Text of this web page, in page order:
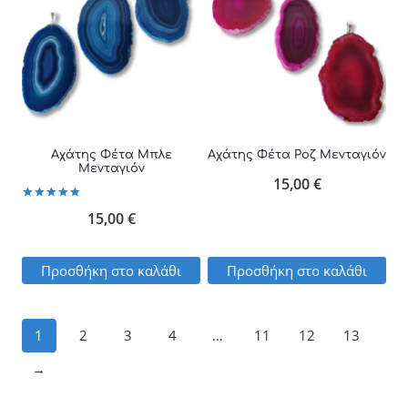
Αχάτης Φέτα Μπλε
Μενταγιόν
15,00€
Προσθήκη στο καλάθι
Αχάτης Φέτα Ροζ Μενταγιόν
15,00€
Προσθήκη στο καλάθι
1 2 3 4 … 11 12
13
→